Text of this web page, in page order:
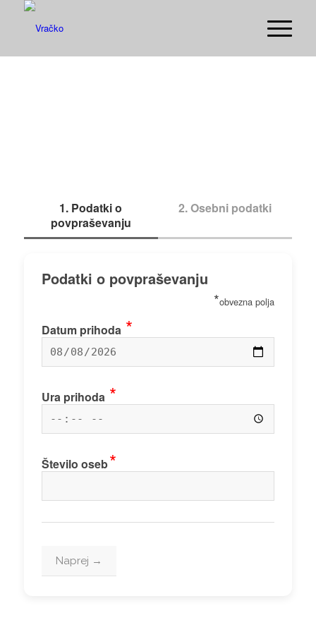
1. Podatki o
povpraševanju
2. Osebni podatki
Podatki o povpraševanju
*obvezna polja
Datum prihoda *
Ura prihoda *
Število oseb*
Naprej →